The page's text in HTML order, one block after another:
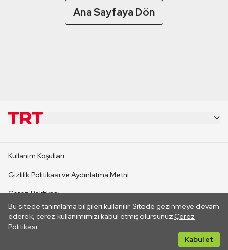
Ana Sayfaya Dön
Bu sitede tanımlama bilgileri kullanılır. Sitede gezinmeye devam
ederek, çerez kullanımımızı kabul etmiş olursunuz.Çerez
Politikası
Kabul et
CANLI YAYINLAR
Kullanım Koşulları
Gizlilik Politikası ve Aydınlatma Metni
Çerez Politikası
İletişim
Her hakkı saklıdır. ©2026 TRT. Bağlantı yoluyla gidilen dış